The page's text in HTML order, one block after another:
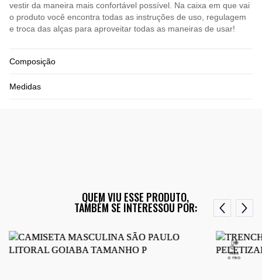
vestir da maneira mais confortável possível. Na caixa em que vai
o produto você encontra todas as instruções de uso, regulagem
e troca das alças para aproveitar todas as maneiras de usar!
Composição
Medidas
QUEM VIU ESSE PRODUTO,
TAMBÉM SE INTERESSOU POR: